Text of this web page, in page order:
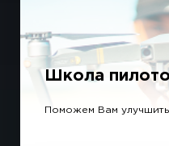
Школа
Поможем Вам